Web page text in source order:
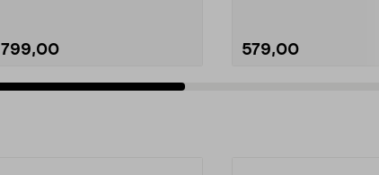
799,00 579,00